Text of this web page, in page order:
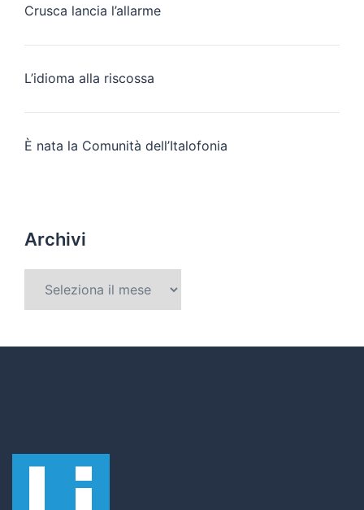
Crusca lancia l’allarme
L’idioma alla riscossa
È nata la Comunità dell’Italofonia
Archivi